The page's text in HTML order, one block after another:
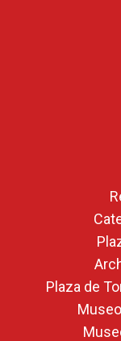
Plaza de